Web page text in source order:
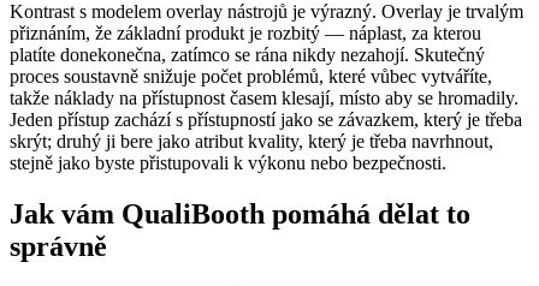
Kontrast s modelem overlay nástrojů je výrazný. Overlay je trvalým
přiznáním, že základní produkt je rozbitý — náplast, za kterou
platíte donekonečna, zatímco se rána nikdy nezahojí. Skutečný
proces soustavně snižuje počet problémů, které vůbec vytváříte,
takže náklady na přístupnost časem klesají, místo aby se hromadily.
Jeden přístup zachází s přístupností jako se závazkem, který je třeba
skrýt; druhý ji bere jako atribut kvality, který je třeba navrhnout,
stejně jako byste přistupovali k výkonu nebo bezpečnosti.
Jak vám QualiBooth pomáhá dělat to
správně